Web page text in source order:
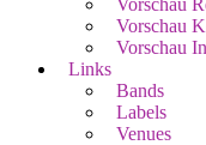
Vorschau
Vorschau
Vorschau
Links
Bands
Labels
Venues